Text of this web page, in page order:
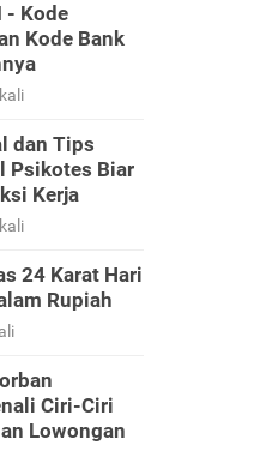
- Kode
Kode Bank
dan Tips
Psikotes Biar
Kerja
24 Karat Hari
Rupiah
Ciri-Ciri
Lowongan